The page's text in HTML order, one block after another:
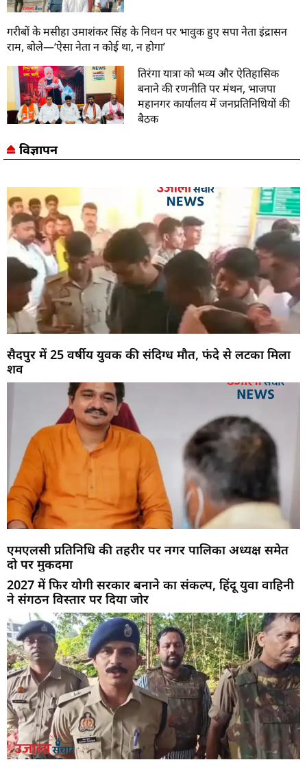
गरीबों के मसीहा उमाशंकर सिंह के निधन पर भावुक हुए सपा नेता इंद्रासन
राम, बोले—‘ऐसा नेता न कोई था, न होगा’
तिरंगा यात्रा को भव्य और ऐतिहासिक
बनाने की रणनीति पर मंथन, भाजपा
महानगर कार्यालय में जनप्रतिनिधियों की
बैठक
विज्ञापन
सैदपुर में 25 वर्षीय युवक की संदिग्ध मौत, फंदे से लटका मिला
शव
एमएलसी प्रतिनिधि की तहरीर पर नगर पालिका अध्यक्ष समेत
दो पर मुकदमा
2027 में फिर योगी सरकार बनाने का संकल्प, हिंदू युवा वाहिनी
ने संगठन विस्तार पर दिया जोर